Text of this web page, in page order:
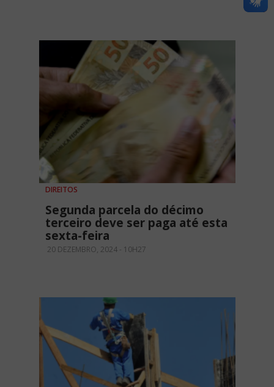
DIREITOS
Segunda parcela do décimo
terceiro deve ser paga até esta
sexta-feira
20 DEZEMBRO, 2024 - 10H27